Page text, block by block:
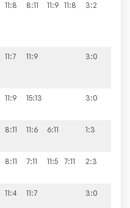
11:8 8:11 11:9 11:8 3:2
11:7 11:9 3:0
11:9 15:13 3:0
8:11 11:6 6:11 1:3
8:11 7:11 11:5 7:11 2:3
11:4 11:7 3:0